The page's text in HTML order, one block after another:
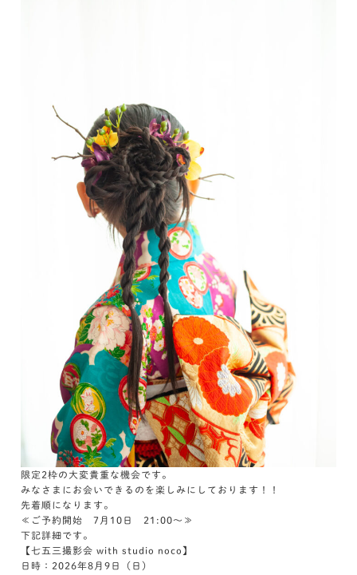
限定2枠の大変貴重な機会です。
みなさまにお会いできるのを楽しみにしております！！
先着順になります。
≪ご予約開始 7月10日 21:00～≫
下記詳細です。
【七五三撮影会 with studio noco】
日時：2026年8月9日（日）